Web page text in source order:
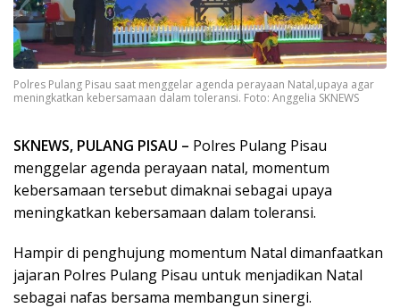
Polres Pulang Pisau saat menggelar agenda perayaan Natal,upaya agar
meningkatkan kebersamaan dalam toleransi. Foto: Anggelia SKNEWS
SKNEWS, PULANG PISAU – Polres Pulang Pisau
menggelar agenda perayaan natal, momentum
kebersamaan tersebut dimaknai sebagai upaya
meningkatkan kebersamaan dalam toleransi.
Hampir di penghujung momentum Natal dimanfaatkan
jajaran Polres Pulang Pisau untuk menjadikan Natal
sebagai nafas bersama membangun sinergi.